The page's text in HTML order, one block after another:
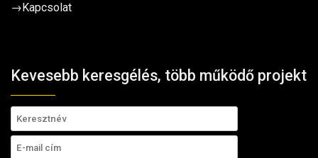
→Kapcsolat
Kevesebb keresgélés, több működő projekt